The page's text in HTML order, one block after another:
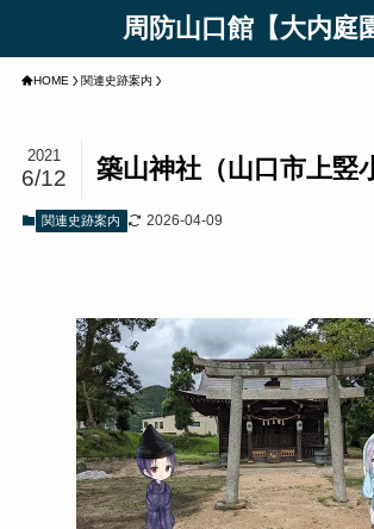
周防山口館【大内庭
HOME 関連史跡案内
築山神社（山口市上竪
2021
6/12
関連史跡案内 2026-04-09